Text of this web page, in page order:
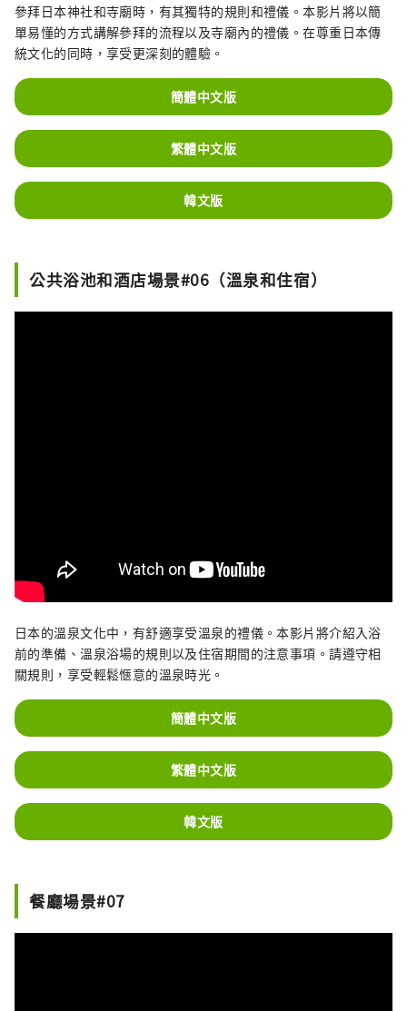
參拜日本神社和寺廟時，有其獨特的規則和禮儀。本影片將以簡
單易懂的方式講解參拜的流程以及寺廟內的禮儀。在尊重日本傳
統文化的同時，享受更深刻的體驗。
簡體中文版
繁體中文版
韓文版
公共浴池和酒店場景#06（溫泉和住宿）
日本的溫泉文化中，有舒適享受溫泉的禮儀。本影片將介紹入浴
前的準備、溫泉浴場的規則以及住宿期間的注意事項。請遵守相
關規則，享受輕鬆愜意的溫泉時光。
簡體中文版
繁體中文版
韓文版
餐廳場景#07